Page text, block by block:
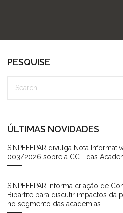
PESQUISE
ÚLTIMAS NOVIDADES
SINPEFEPAR divulga Nota
003/2026 sobre a CCT das
SINPEFEPAR informa criação de
Bipartite para discutir impactos da
no segmento das academias